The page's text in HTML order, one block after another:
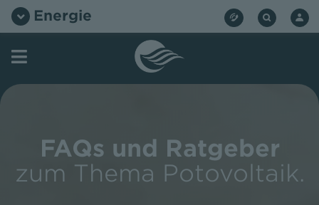
Zum
InhaltEnergie
FAQs und Ratgeber
zum Thema Potovoltaik.